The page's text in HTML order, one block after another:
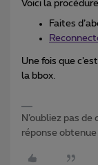
Voici la
Faites
Une fois que
la bbox.
N’oubliez pas
réponse